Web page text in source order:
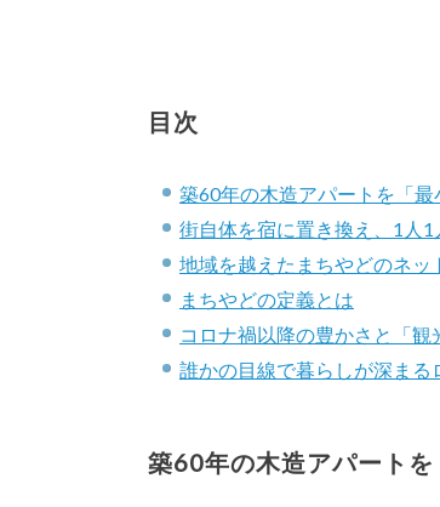
目次
築60年の木造アパートを「
街自体を宿に置き換え、1人
地域を越えたまちやどのネッ
まちやどの定義とは
コロナ禍以降の豊かさと「観
誰かの目線で暮らしが深まる
築60年の木造アパート